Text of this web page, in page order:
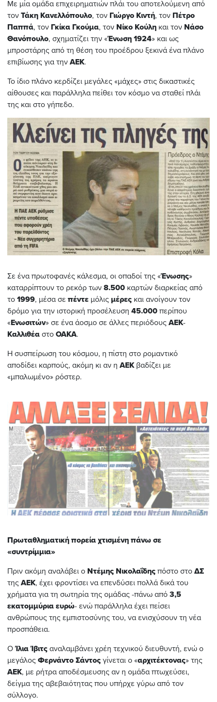
Με μία ομάδα επιχειρηματιών πλάι του αποτελούμενη από
τον Τάκη Κανελλόπουλο, τον Γιώργο Κιντή, τον Πέτρο
Παππά, τον Γκίκα Γκούμα, τον Νίκο Κούλη και τον Νάσο
Θανόπουλο, σχηματίζει την «Ένωση 1924» και ως
μπροστάρης από τη θέση του προέδρου ξεκινά ένα πλάνο
επιβίωσης για την ΑΕΚ.
Το ίδιο πλάνο κερδίζει μεγάλες «μάχες» στις δικαστικές
αίθουσες και παράλληλα πείθει τον κόσμο να σταθεί πλάι
της και στο γήπεδο.
Σε ένα πρωτοφανές κάλεσμα, οι οπαδοί της «Ένωσης»
καταρρίπτουν το ρεκόρ των 8.500 καρτών διαρκείας από
το 1999, μέσα σε πέντε μόλις μέρες και ανοίγουν τον
δρόμο για την ιστορική προσέλευση 45.000 περίπου
«Ενωσιτών» σε ένα άοσμο σε άλλες περιόδους ΑΕΚ-
Καλλιθέα στο ΟΑΚΑ.
Η συσπείρωση του κόσμου, η πίστη στο ρομαντικό
αποδίδει καρπούς, ακόμη κι αν η ΑΕΚβαδίζει με
«μπαλωμένο» ρόστερ.
Πρωταθληματική πορεία χτισμένη πάνω σε
«συντρίμμια»
Πριν ακόμη αναλάβει ο Ντέμης Νικολαΐδης πόστο στο ΔΣ
της ΑΕΚ, έχει φροντίσει να επενδύσει πολλά δικά του
χρήματα για τη σωτηρία της ομάδας -πάνω από 3,5
εκατομμύρια ευρώ- ενώ παράλληλα έχει πείσει
ανθρώπους της εμπιστοσύνης του, να ενισχύσουν τη νέα
προσπάθεια.
Ο Ίλια Ίβιτς αναλαμβάνει χρέη τεχνικού διευθυντή, ενώ ο
μεγάλος Φερνάντο Σάντος γίνεται ο «αρχιτέκτονας» της
ΑΕΚ, με ρήτρα αποδέσμευσης αν η ομάδα πτωχεύσει,
δείγμα της αβεβαιότητας που υπήρχε γύρω από τον
σύλλογο.